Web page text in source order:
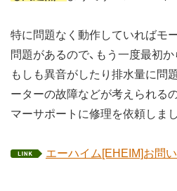
特に問題なく動作していればモ
問題があるので、もう一度最初
もしも異音がしたり排水量に問
ーターの故障などが考えられる
マーサポートに修理を依頼しまし
エーハイム[EHEIM]お問